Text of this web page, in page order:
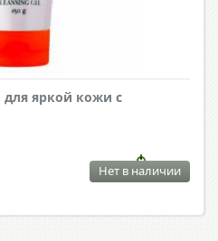
яркой кожи с
Нет в наличии